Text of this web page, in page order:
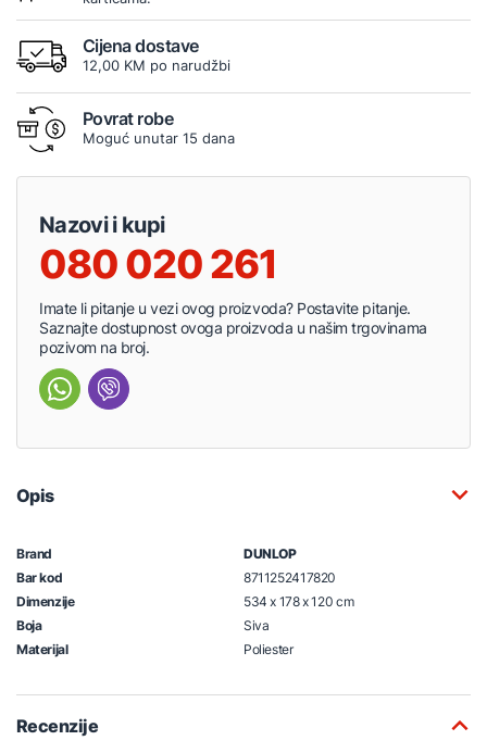
Cijena dostave
12,00 KM po narudžbi
Povrat robe
Moguć unutar 15 dana
Nazovi i kupi
080 020 261
Imate li pitanje u vezi ovog proizvoda? Postavite pitanje.
Saznajte dostupnost ovoga proizvoda u našim trgovinama
pozivom na broj.
Opis
Brand
DUNLOP
Bar kod
8711252417820
Dimenzije
534 x 178 x 120 cm
Boja
Siva
Materijal
Poliester
Recenzije